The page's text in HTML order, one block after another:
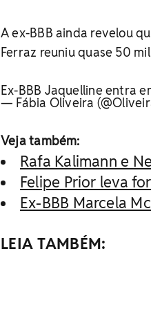
A ex-BBB ainda revelou
Ferraz reuniu quase 50
Ex-BBB Jaquelline entra
— Fábia Oliveira
Veja também:
Rafa Kalimann e
Felipe Prior leva
Ex-BBB Marcela
LEIA TAMBÉM: